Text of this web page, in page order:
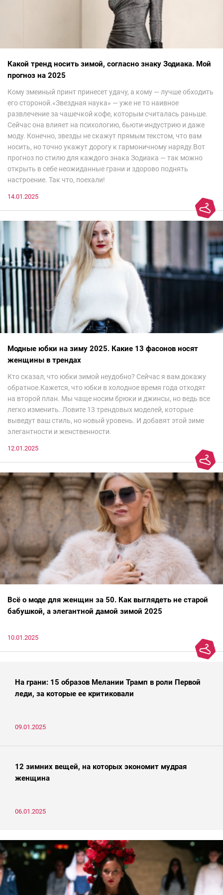
Какой тренд носить зимой, согласно знаку Зодиака. Мой
прогноз на 2025
Кому змеиный принт принесет удачу, а кому — лучше обходить
его стороной.«Звездная наука» — уже не то наивное
развлечение за чашечкой кофе, которым считалась раньше.
Сейчас она влияет на психологию, бьюти-индустрию и даже
моду. Конечно, звезды не скажут прямым текстом, что вам
носить, но точно укажут дорогу к гармоничному наряду.Вот
прогноз по стилю для каждого знака Зодиака — так можно
открыть в себе неожиданные грани и здорово поднять
настроение. Так что, поехали!
14.01.2025
Модные юбки на зиму 2025. Какие 13 фасонов носят
женщины в трендах
Кто сказал, что юбки зимой неудобно? Сейчас я вам докажу
обратное.Кажется, что юбки в холодное время года отходят
на второй план. Мы чаще носим брюки и джинсы, но ведь все
легко изменить. Ловите 13 трендовых моделей, которые
выведут ваш стиль, но новый уровень. И добавят этой зиме
элегантности и женственности.
12.01.2025
Всё о моде для женщин за 50. Как выглядеть не старой
бабушкой, а элегантной дамой зимой 2025
10.01.2025
На грани: 15 образов Мелании Трамп в роли Первой
леди, за которые ее критиковали
09.01.2025
12 зимних вещей, на которых экономит мудрая
женщина
06.01.2025